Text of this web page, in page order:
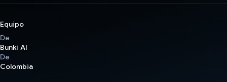
Equipo
De
Bunki AI
De
Colombia